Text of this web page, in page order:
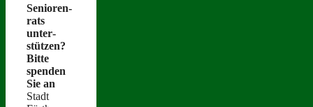
Senioren­
rats
unter­
stützen?
Bitte
spenden
Sie an
Stadt